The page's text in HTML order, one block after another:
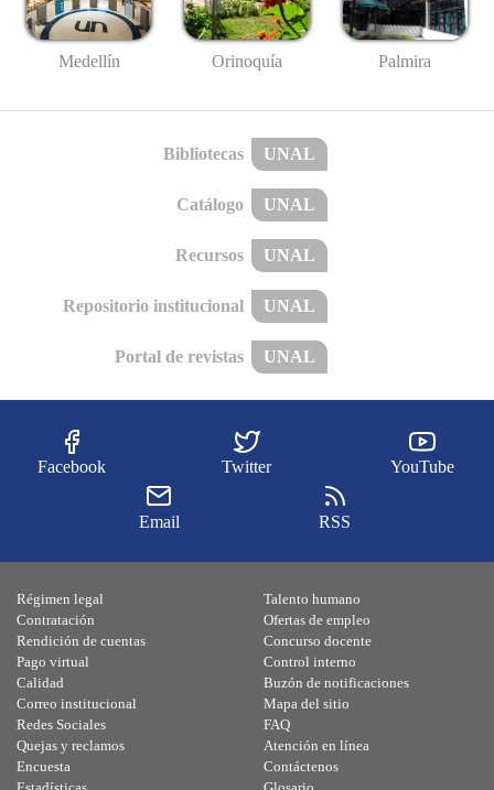
Medellín Orinoquía Palmira
Bibliotecas UNAL
Catálogo UNAL
Recursos UNAL
Repositorio institucional UNAL
Portal de revistas UNAL
Facebook Twitter YouTube
Email RSS
Régimen legal
Contratación
Rendición de cuentas
Pago virtual
Calidad
Talento humano
Ofertas de empleo
Concurso docente
Control interno
Buzón de notificaciones
Correo institucional
Redes Sociales
Quejas y reclamos
Encuesta
Mapa del sitio
FAQ
Atención en línea
Contáctenos